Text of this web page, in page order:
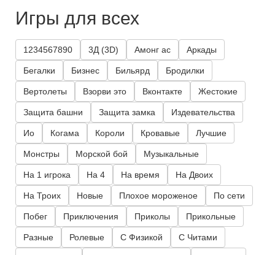
Игры для всех
1234567890 3Д (3D) Амонг ас Аркады
Бегалки Бизнес Бильярд Бродилки
Вертолеты Взорви это Вконтакте Жестокие
Защита башни Защита замка Издевательства
Ио Когама Короли Кровавые Лучшие
Монстры Морской бой Музыкальные
На 1 игрока На 4 На время На Двоих
На Троих Новые Плохое мороженое По сети
Побег Приключения Приколы Прикольные
Разные Ролевые С Физикой С Читами